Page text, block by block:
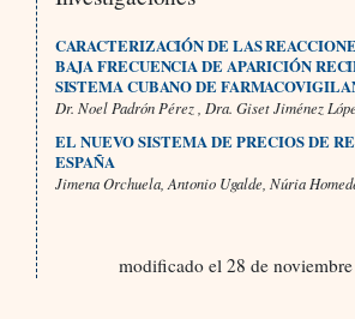
CARACTERIZACIÓN DE LAS
BAJA FRECUENCIA DE APARICIÓN
SISTEMA CUBANO DE
Dr. Noel Padrón Pérez , Dra. Giset Jiménez
EL NUEVO SISTEMA DE PRECIOS DE
ESPAÑA
Jimena Orchuela, Antonio Ugalde, Núria
modificado el 28 de